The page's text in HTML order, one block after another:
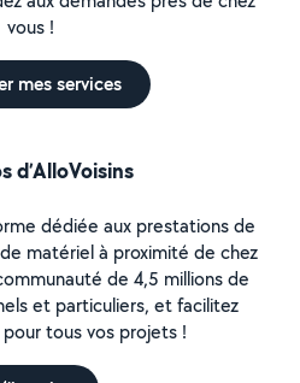
vous !
mes services
d’AlloVoisins
dédiée aux prestations de
matériel à proximité de chez
de 4,5 millions de
et particuliers, et facilitez
tous vos projets !